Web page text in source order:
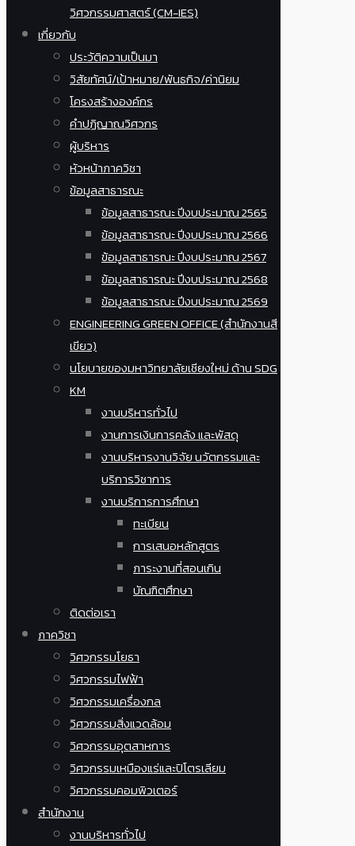
วิศวกรรมศาสตร์ (CM-IES)
เกี่ยวกับ
ประวัติความเป็นมา
วิสัยทัศน์/เป้าหมาย/พันธกิจ/ค่านิยม
โครงสร้างองค์กร
คำปฏิญาณวิศวกร
ผู้บริหาร
หัวหน้าภาควิชา
ข้อมูลสาธารณะ
ข้อมูลสาธารณะ ปีงบประมาณ 2565
ข้อมูลสาธารณะ ปีงบประมาณ 2566
ข้อมูลสาธารณะ ปีงบประมาณ 2567
ข้อมูลสาธารณะ ปีงบประมาณ 2568
ข้อมูลสาธารณะ ปีงบประมาณ 2569
ENGINEERING GREEN OFFICE (สำนักงานสี
เขียว)
นโยบายของมหาวิทยาลัยเชียงใหม่ ด้าน SDG
KM
งานบริหารทั่วไป
งานการเงินการคลัง และพัสดุ
งานบริหารงานวิจัย นวัตกรรมและ
บริการวิชาการ
งานบริการการศึกษา
ทะเบียน
การเสนอหลักสูตร
ภาระงานที่สอนเกิน
บัณฑิตศึกษา
ติดต่อเรา
ภาควิชา
วิศวกรรมโยธา
วิศวกรรมไฟฟ้า
วิศวกรรมเครื่องกล
วิศวกรรมสิ่งแวดล้อม
วิศวกรรมอุตสาหการ
วิศวกรรมเหมืองแร่และปิโตรเลียม
วิศวกรรมคอมพิวเตอร์
สำนักงาน
งานบริหารทั่วไป